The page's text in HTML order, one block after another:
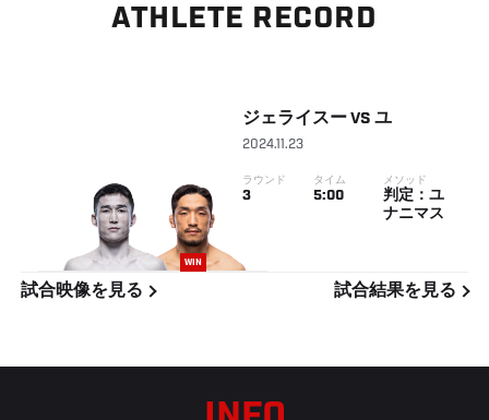
ATHLETE RECORD
WIN
ジェライスー VS ユ
2024.11.23
ラウンド
3
タイム
5:00
メソッド
判定：ユ
ナニマス
試合映像を見る 試合結果を見る